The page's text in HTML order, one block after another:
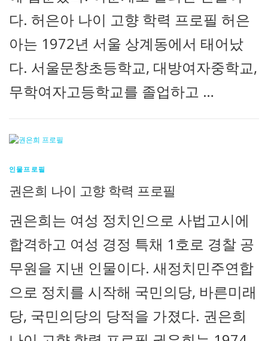
다. 허은아 나이 고향 학력 프로필 허은
아는 1972년 서울 상계동에서 태어났
다. 서울문창초등학교, 대방여자중학교,
무학여자고등학교를 졸업하고 …
인물프로필
권은희 나이 고향 학력 프로필
권은희는 여성 정치인으로 사법고시에
합격하고 여성 경정 특채 1호로 경찰 공
무원을 지낸 인물이다. 새정치민주연합
으로 정치를 시작해 국민의당, 바른미래
당, 국민의당의 당적을 가졌다. 권은희